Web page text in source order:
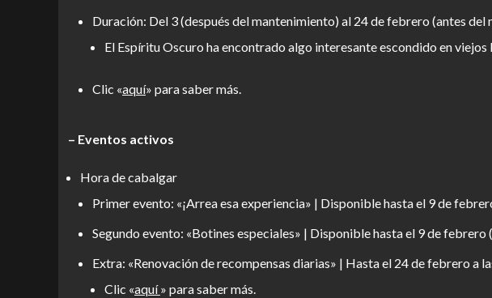
Duración: Del 3 (después del mantenimiento) al 24 de febrero (antes del
El Espíritu Oscuro ha encontrado algo interesante escondido en
Clic «aquí» para saber más.
– Eventos activos
Hora de cabalgar
Primer evento: «¡Arrea esa experiencia» | Disponible hasta el 9 de
Segundo evento: «Botines especiales» | Disponible hasta el 9 de
Extra: «Renovación de recompensas diarias» | Hasta el 24 de febrero a
Clic «aquí» para saber más.